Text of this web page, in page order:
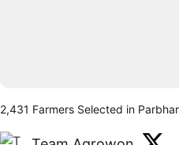
2,431 Farmers Selected in